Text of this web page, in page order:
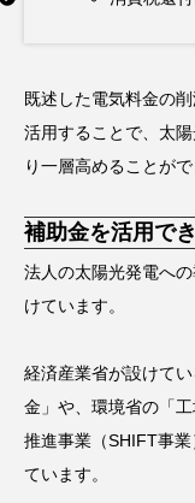
既述した電気料金の
活用することで、太
り一層高めることがで
補助金を活用で
法人の太陽光発電へ
けています。
経済産業省が設けて
金」や、環境省の「
推進事業（SHIFT事
ています。